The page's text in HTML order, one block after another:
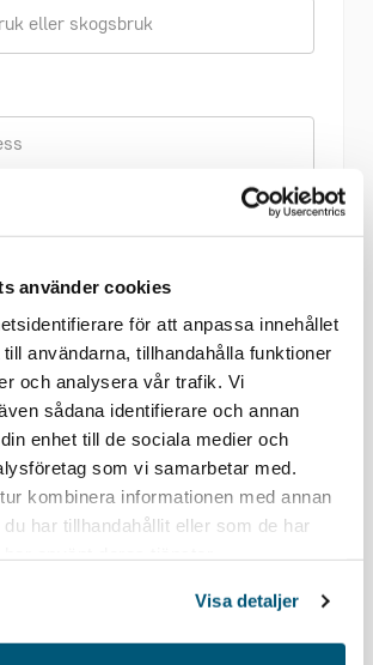
använder cookies
för att anpassa innehållet
användarna, tillhandahålla funktioner
och analysera vår trafik. Vi
sådana identifierare och annan
enhet till de sociala medier och
som vi samarbetar med.
kombinera informationen med annan
har tillhandahållit eller som de har
Visa detaljer
att Gröna arbetsgivare lagrar
mina personuppgifter
Skicka in
medlemsregistret@grona.org .